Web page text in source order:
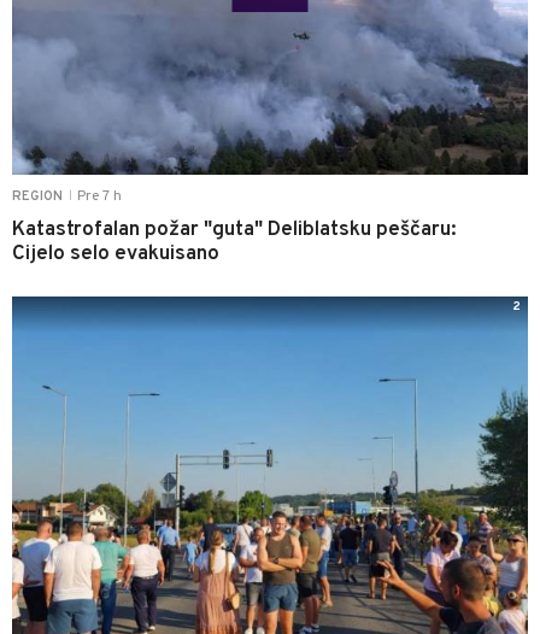
REGION Pre 7 h
Katastrofalan požar "guta" Deliblatsku peščaru:
Cijelo selo evakuisano
2